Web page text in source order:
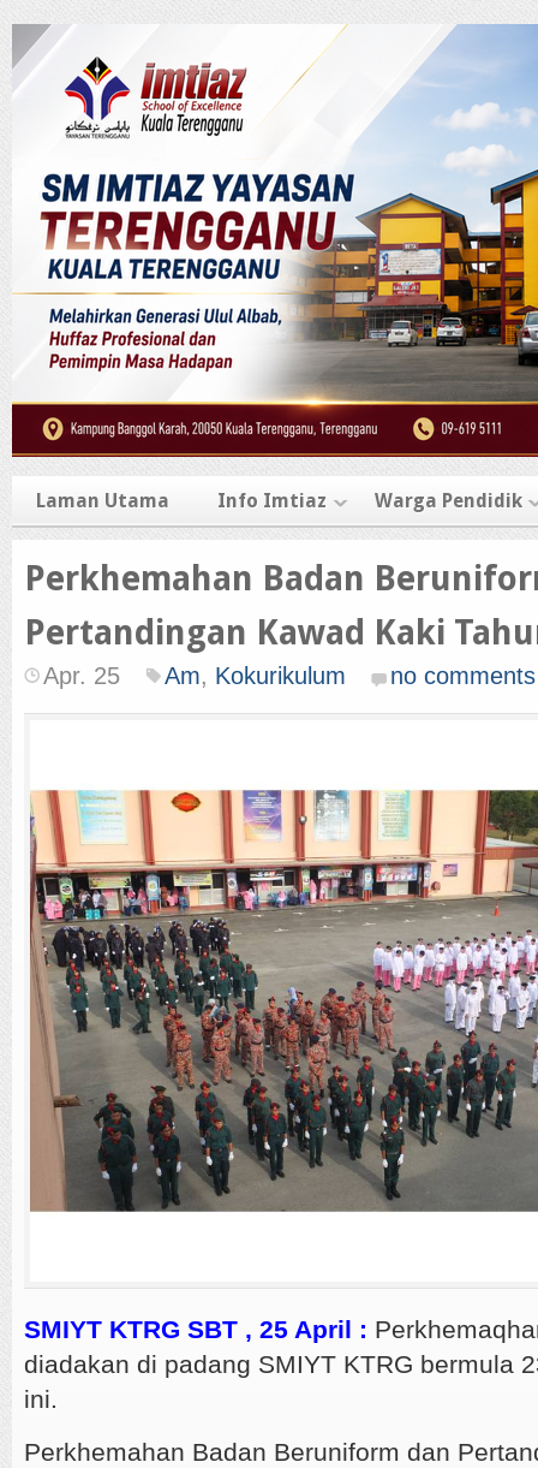
Laman Utama Info Imtiaz Warga Pendidik
Perkhemahan Badan
Pertandingan Kawad Kaki
Apr. 25 Am, Kokurikulum no comments
SMIYT KTRG SBT , 25 April :
diadakan di padang SMIYT KTRG bermula
ini.
Perkhemahan Badan Beruniform dan